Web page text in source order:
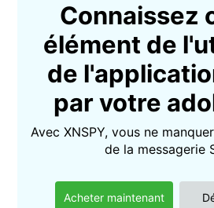
Connaissez
élément de
de
par votre
Avec XNSPY, vous ne
de la messagerie
Acheter maintenant